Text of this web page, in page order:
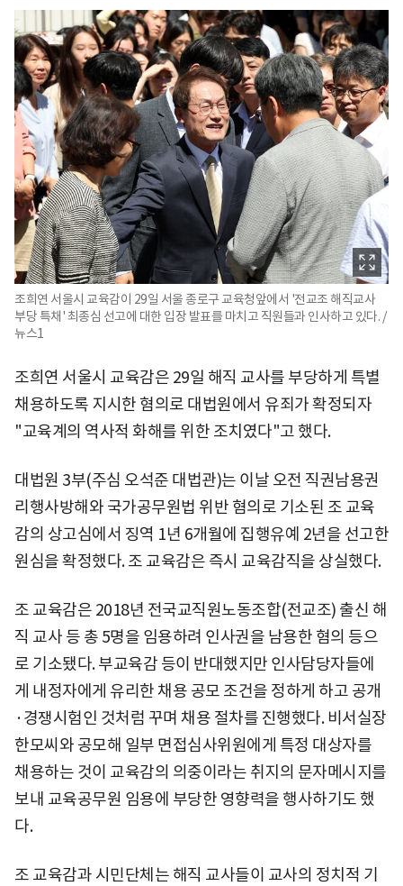
조희연 서울시 교육감이 29일 서울 종로구 교육청앞에서 '전교조 해직교사
부당 특채' 최종심 선고에 대한 입장 발표를 마치고 직원들과 인사하고 있다. /
뉴스1
조희연 서울시 교육감은 29일 해직 교사를 부당하게 특별
채용하도록 지시한 혐의로 대법원에서 유죄가 확정되자
"교육계의 역사적 화해를 위한 조치였다"고 했다.
대법원 3부(주심 오석준 대법관)는 이날 오전 직권남용권
리행사방해와 국가공무원법 위반 혐의로 기소된 조 교육
감의 상고심에서 징역 1년 6개월에 집행유예 2년을 선고한
원심을 확정했다. 조 교육감은 즉시 교육감직을 상실했다.
조 교육감은 2018년 전국교직원노동조합(전교조) 출신 해
직 교사 등 총 5명을 임용하려 인사권을 남용한 혐의 등으
로 기소됐다. 부교육감 등이 반대했지만 인사담당자들에
게 내정자에게 유리한 채용 공모 조건을 정하게 하고 공개
·경쟁시험인 것처럼 꾸며 채용 절차를 진행했다. 비서실장
한모씨와 공모해 일부 면접심사위원에게 특정 대상자를
채용하는 것이 교육감의 의중이라는 취지의 문자메시지를
보내 교육공무원 임용에 부당한 영향력을 행사하기도 했
다.
조 교육감과 시민단체는 해직 교사들이 교사의 정치적 기